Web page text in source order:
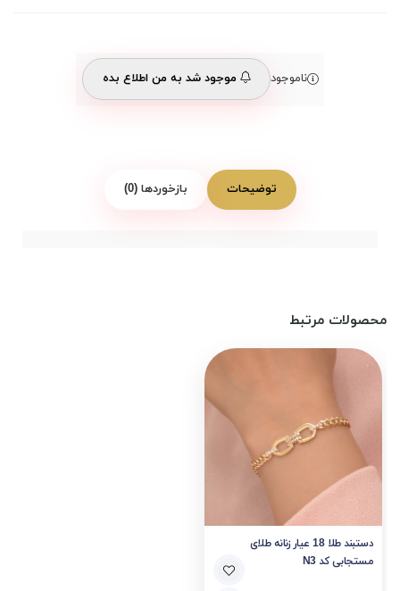
ناموجود موجود شد به من اطلاع بده
توضیحات بازخوردها (0)
محصولات مرتبط
دستبند طلا 18 عیار زنانه طلای
مستجابی کد N3